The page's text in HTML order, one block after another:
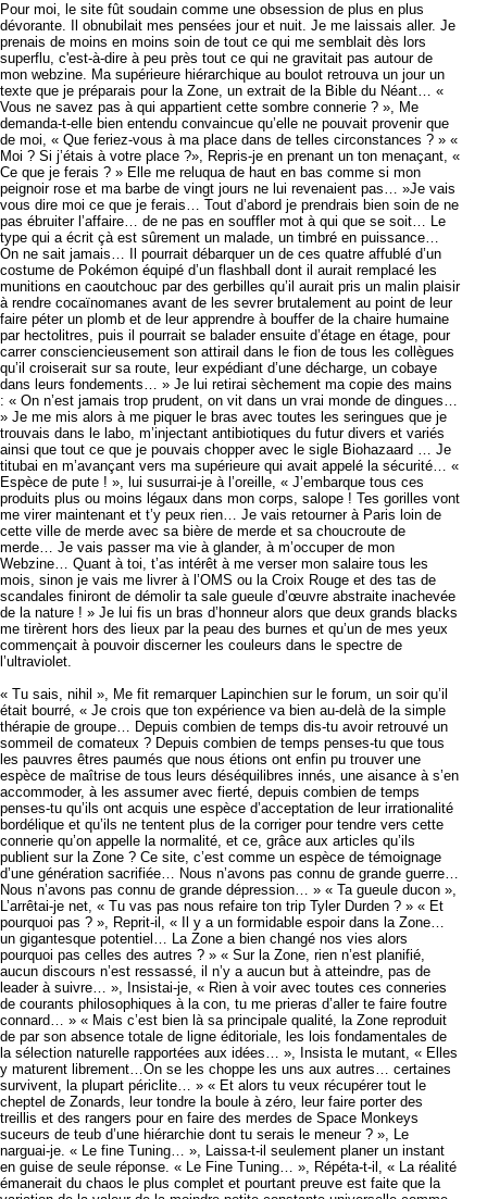
Pour moi, le site fût soudain comme une obsession de plus en plus
dévorante. Il obnubilait mes pensées jour et nuit. Je me laissais aller. Je
prenais de moins en moins soin de tout ce qui me semblait dès lors
superflu, c'est-à-dire à peu près tout ce qui ne gravitait pas autour de
mon webzine. Ma supérieure hiérarchique au boulot retrouva un jour un
texte que je préparais pour la Zone, un extrait de la Bible du Néant… «
Vous ne savez pas à qui appartient cette sombre connerie ? », Me
demanda-t-elle bien entendu convaincue qu’elle ne pouvait provenir que
de moi, « Que feriez-vous à ma place dans de telles circonstances ? » «
Moi ? Si j’étais à votre place ?», Repris-je en prenant un ton menaçant, «
Ce que je ferais ? » Elle me reluqua de haut en bas comme si mon
peignoir rose et ma barbe de vingt jours ne lui revenaient pas… »Je vais
vous dire moi ce que je ferais… Tout d’abord je prendrais bien soin de ne
pas ébruiter l’affaire… de ne pas en souffler mot à qui que se soit… Le
type qui a écrit çà est sûrement un malade, un timbré en puissance…
On ne sait jamais… Il pourrait débarquer un de ces quatre affublé d’un
costume de Pokémon équipé d’un flashball dont il aurait remplacé les
munitions en caoutchouc par des gerbilles qu’il aurait pris un malin plaisir
à rendre cocaïnomanes avant de les sevrer brutalement au point de leur
faire péter un plomb et de leur apprendre à bouffer de la chaire humaine
par hectolitres, puis il pourrait se balader ensuite d’étage en étage, pour
carrer consciencieusement son attirail dans le fion de tous les collègues
qu’il croiserait sur sa route, leur expédiant d’une décharge, un cobaye
dans leurs fondements… » Je lui retirai sèchement ma copie des mains
: « On n’est jamais trop prudent, on vit dans un vrai monde de dingues…
» Je me mis alors à me piquer le bras avec toutes les seringues que je
trouvais dans le labo, m’injectant antibiotiques du futur divers et variés
ainsi que tout ce que je pouvais chopper avec le sigle Biohazaard … Je
titubai en m’avançant vers ma supérieure qui avait appelé la sécurité… «
Espèce de pute ! », lui susurrai-je à l’oreille, « J’embarque tous ces
produits plus ou moins légaux dans mon corps, salope ! Tes gorilles vont
me virer maintenant et t’y peux rien… Je vais retourner à Paris loin de
cette ville de merde avec sa bière de merde et sa choucroute de
merde… Je vais passer ma vie à glander, à m’occuper de mon
Webzine… Quant à toi, t’as intérêt à me verser mon salaire tous les
mois, sinon je vais me livrer à l’OMS ou la Croix Rouge et des tas de
scandales finiront de démolir ta sale gueule d’œuvre abstraite inachevée
de la nature ! » Je lui fis un bras d’honneur alors que deux grands blacks
me tirèrent hors des lieux par la peau des burnes et qu’un de mes yeux
commençait à pouvoir discerner les couleurs dans le spectre de
l’ultraviolet.
« Tu sais, nihil », Me fit remarquer Lapinchien sur le forum, un soir qu’il
était bourré, « Je crois que ton expérience va bien au-delà de la simple
thérapie de groupe… Depuis combien de temps dis-tu avoir retrouvé un
sommeil de comateux ? Depuis combien de temps penses-tu que tous
les pauvres êtres paumés que nous étions ont enfin pu trouver une
espèce de maîtrise de tous leurs déséquilibres innés, une aisance à s’en
accommoder, à les assumer avec fierté, depuis combien de temps
penses-tu qu’ils ont acquis une espèce d’acceptation de leur irrationalité
bordélique et qu’ils ne tentent plus de la corriger pour tendre vers cette
connerie qu’on appelle la normalité, et ce, grâce aux articles qu’ils
publient sur la Zone ? Ce site, c’est comme un espèce de témoignage
d’une génération sacrifiée… Nous n’avons pas connu de grande guerre…
Nous n’avons pas connu de grande dépression… » « Ta gueule ducon »,
L’arrêtai-je net, « Tu vas pas nous refaire ton trip Tyler Durden ? » « Et
pourquoi pas ? », Reprit-il, « Il y a un formidable espoir dans la Zone…
un gigantesque potentiel… La Zone a bien changé nos vies alors
pourquoi pas celles des autres ? » « Sur la Zone, rien n’est planifié,
aucun discours n’est ressassé, il n’y a aucun but à atteindre, pas de
leader à suivre… », Insistai-je, « Rien à voir avec toutes ces conneries
de courants philosophiques à la con, tu me prieras d’aller te faire foutre
connard… » « Mais c’est bien là sa principale qualité, la Zone reproduit
de par son absence totale de ligne éditoriale, les lois fondamentales de
la sélection naturelle rapportées aux idées… », Insista le mutant, « Elles
y maturent librement…On se les choppe les uns aux autres… certaines
survivent, la plupart périclite… » « Et alors tu veux récupérer tout le
cheptel de Zonards, leur tondre la boule à zéro, leur faire porter des
treillis et des rangers pour en faire des merdes de Space Monkeys
suceurs de teub d’une hiérarchie dont tu serais le meneur ? », Le
narguai-je. « Le fine Tuning… », Laissa-t-il seulement planer un instant
en guise de seule réponse. « Le Fine Tuning… », Répéta-t-il, « La réalité
émanerait du chaos le plus complet et pourtant preuve est faite que la